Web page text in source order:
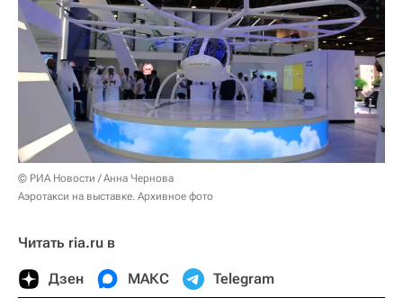
© РИА Новости / Анна Чернова
Аэротакси на выставке. Архивное фото
Читать ria.ru в
Дзен МАКС Telegram